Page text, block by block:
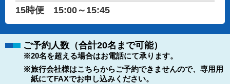
15時便 15:00～15:45
ご予約人数（合計20名まで可能）
※20名を超える場合はお電話にて承ります。
※旅行会社様はこちらからご予約できませんので、専用用
紙にてFAXでお申し込みください。